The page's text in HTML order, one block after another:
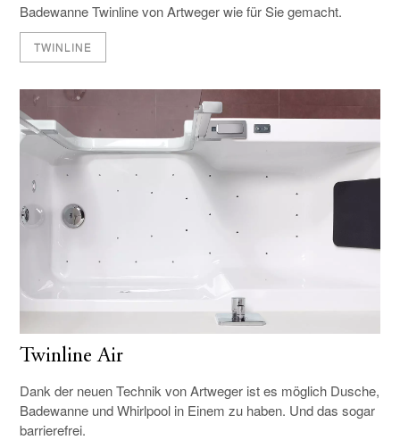
Badewanne Twinline von Artweger wie für Sie gemacht.
TWINLINE
Twinline Air
Dank der neuen Technik von Artweger ist es möglich Dusche,
Badewanne und Whirlpool in Einem zu haben. Und das sogar
barrierefrei.